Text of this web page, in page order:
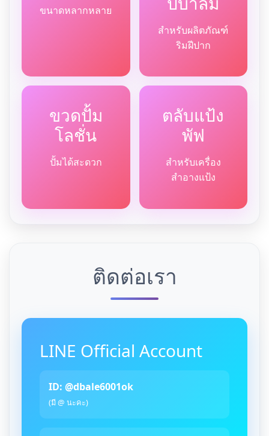
ขนาดหลากหลาย
สำหรับผลิตภัณฑ์
ริมฝีปาก
ขวดปั้ม
โลชั่น
ปั้มได้สะดวก
ตลับแป้ง
พัฟ
สำหรับเครื่อง
สำอางแป้ง
ติดต่อเรา
LINE Official Account
ID: @dbale6001ok
(มี @ นะคะ)